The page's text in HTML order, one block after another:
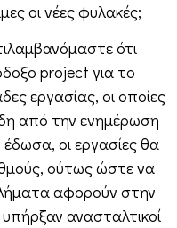
οι νέες φυλακές;
ότι
project για το
εργασίας, οι οποίες
από την ενημέρωση
έδωσα, οι εργασίες θα
ούτως ώστε να
αφορούν στην
ανασταλτικοί